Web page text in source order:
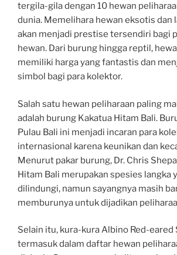
tergila-gila dengan 10 hewan
dunia. Memelihara hewan eksotis dan
akan menjadi prestise tersendiri bagi
hewan. Dari burung hingga reptil,
memiliki harga yang fantastis dan
simbol bagi para kolektor.
Salah satu hewan peliharaan paling
adalah burung Kakatua Hitam Bali.
Pulau Bali ini menjadi incaran para
internasional karena keunikan dan
Menurut pakar burung, Dr. Chris
Hitam Bali merupakan spesies langka
dilindungi, namun sayangnya masih
memburunya untuk dijadikan
Selain itu, kura-kura Albino Red-eared
termasuk dalam daftar hewan